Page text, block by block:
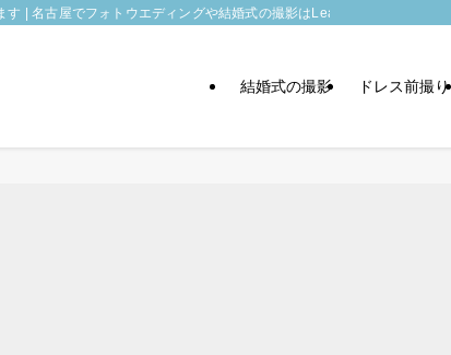
| 名古屋でフォトウエディングや結婚式の撮影はLeaf wedding
結婚式の撮影 ドレス前撮り